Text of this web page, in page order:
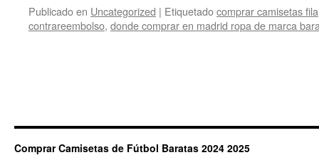
Publicado en Uncategorized | Etiquetadocomprar camisetas fila
contrareembolso, donde comprar en madrid ropa de marca
Comprar Camisetas de Fútbol Baratas 2024 2025